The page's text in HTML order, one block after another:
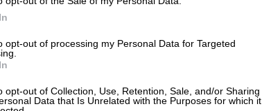
opt-out of processing my Personal Data for Targeted
opt-out of Collection, Use, Retention, Sale, and/or Sharing
Data that Is Unrelated with the Purposes for which it
ροή